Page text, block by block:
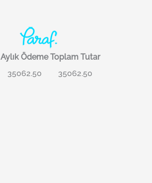
Aylık Ödeme Toplam Tutar
35062.50 35062.50